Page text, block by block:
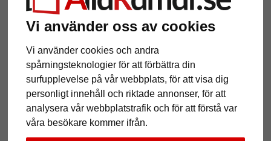
Vi använder oss av cookies
Vi använder cookies och andra
spårningsteknologier för att förbättra din
surfupplevelse på vår webbplats, för att visa dig
personligt innehåll och riktade annonser, för att
analysera vår webbplatstrafik och för att förstå var
våra besökare kommer ifrån.
12 Artiklar Populärast
Grid